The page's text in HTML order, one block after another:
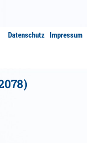
Datenschutz Impressum